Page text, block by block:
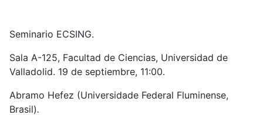
Seminario ECSING.
Sala A-125, Facultad de Ciencias, Universidad de
Valladolid. 19 de septiembre, 11:00.
Abramo Hefez (Universidade Federal Fluminense,
Brasil).